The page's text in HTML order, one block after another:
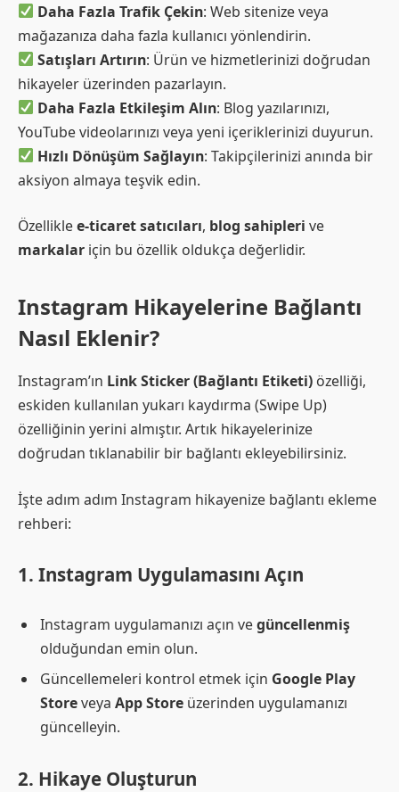
Daha Fazla Trafik Çekin: Web sitenize veya
mağazanıza daha fazla kullanıcı yönlendirin.
Satışları Artırın: Ürün ve hizmetlerinizi doğrudan
hikayeler üzerinden pazarlayın.
Daha Fazla Etkileşim Alın: Blog yazılarınızı,
YouTube videolarınızı veya yeni içeriklerinizi duyurun.
Hızlı Dönüşüm Sağlayın: Takipçilerinizi anında bir
aksiyon almaya teşvik edin.
Özelliklee-ticaret satıcıları, blog sahipleri ve
markalar için bu özellik oldukça değerlidir.
Instagram Hikayelerine Bağlantı
Nasıl Eklenir?
Instagram’ın Link Sticker (Bağlantı Etiketi) özelliği,
eskiden kullanılan yukarı kaydırma (Swipe Up)
özelliğinin yerini almıştır. Artık hikayelerinize
doğrudan tıklanabilir bir bağlantı ekleyebilirsiniz.
İşte adım adım Instagram hikayenize bağlantı ekleme
rehberi:
1. Instagram Uygulamasını Açın
Instagram uygulamanızı açın vegüncellenmiş
olduğundan emin olun.
Güncellemeleri kontrol etmek için Google Play
Storeveya App Store üzerinden uygulamanızı
güncelleyin.
2. Hikaye Oluşturun